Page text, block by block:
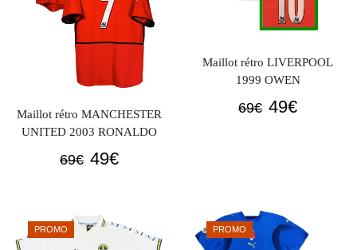
Maillot rétro MANCHESTER
UNITED 2003 RONALDO
69€ Le
était :
69€.
49€Le
49€.
Maillot rétro LIVERPOOL
1999 OWEN
69€ Le
49€Le
PROMO PROMO